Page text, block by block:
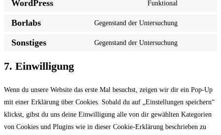
WordPress Funktional
Borlabs Gegenstand der Untersuchung
Sonstiges Gegenstand der Untersuchung
sonstiges
7. Einwilligung
Wenn du unsere Website das erste Mal besuchst, zeigen wir dir ein Pop-Up
mit einer Erklärung über Cookies. Sobald du auf „Einstellungen speichern“
klickst, gibst du uns deine Einwilligung alle von dir gewählten Kategorien
von Cookies und Plugins wie in dieser Cookie-Erklärung beschrieben zu